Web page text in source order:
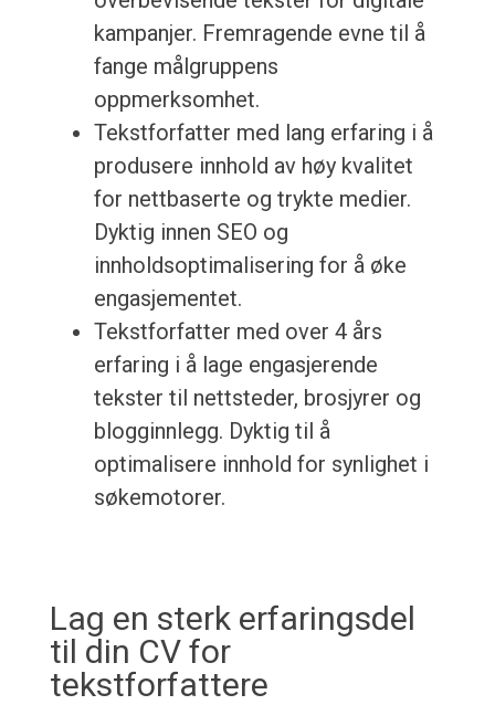
kampanjer. Fremragende evne til å
fange målgruppens
oppmerksomhet.
Tekstforfatter med lang erfaring i å
produsere innhold av høy kvalitet
for nettbaserte og trykte medier.
Dyktig innen SEO og
innholdsoptimalisering for å øke
engasjementet.
Tekstforfatter med over 4 års
erfaring i å lage engasjerende
tekster til nettsteder, brosjyrer og
blogginnlegg. Dyktig til å
optimalisere innhold for synlighet i
søkemotorer.
Lag en sterk erfaringsdel
til din CV for
tekstforfattere